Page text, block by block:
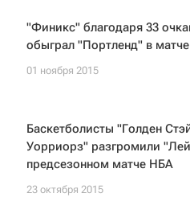
"Финикс" благодаря 33
обыграл "Портленд" в
01 ноября 2015
Баскетболисты "Голден
Уорриорз" разгромили
предсезонном матче НБА
23 октября 2015